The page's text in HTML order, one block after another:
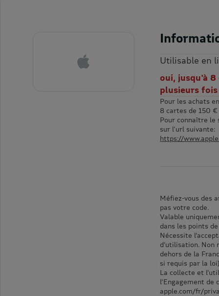
Utilisable en
oui, jusqu'à
plusieurs fois
Pour les achats
8 cartes de 150
Pour connaître le
sur l'url suivante:
https://
Méfiez-vous des
pas votre code.
Valable
dans les points
Nécessite
d’utilisation. Non
dehors de la
si requis par la
La collecte et
l’Engagement de
apple.com/fr/